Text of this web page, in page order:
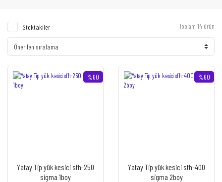
Stoktakiler Toplam 14 ürün
%60
Yatay Tip yük kesici sfh-250
sigma 1boy
%60
Yatay Tip yük kesici sfh-400
sigma 2boy